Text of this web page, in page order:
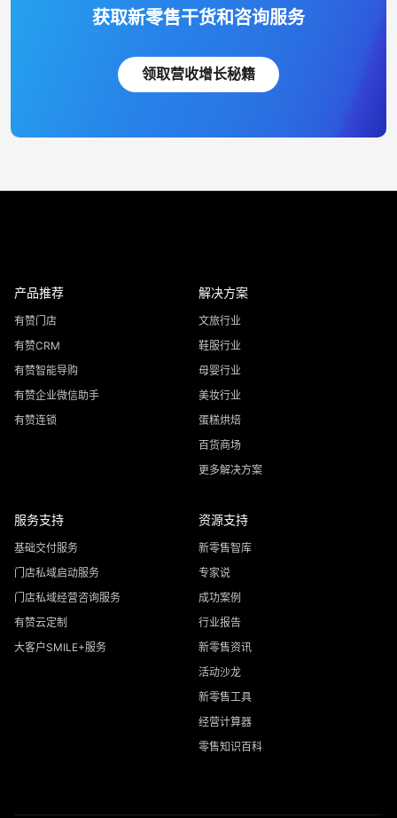
获取新零售干货和咨询服务
领取营收增长秘籍
产品推荐
有赞门店
有赞CRM
有赞智能导购
有赞企业微信助手
有赞连锁
解决方案
文旅行业
鞋服行业
母婴行业
美妆行业
蛋糕烘焙
百货商场
更多解决方案
服务支持
基础交付服务
门店私域启动服务
门店私域经营咨询服务
有赞云定制
大客户SMILE+服务
资源支持
新零售智库
专家说
成功案例
行业报告
新零售资讯
活动沙龙
新零售工具
经营计算器
零售知识百科